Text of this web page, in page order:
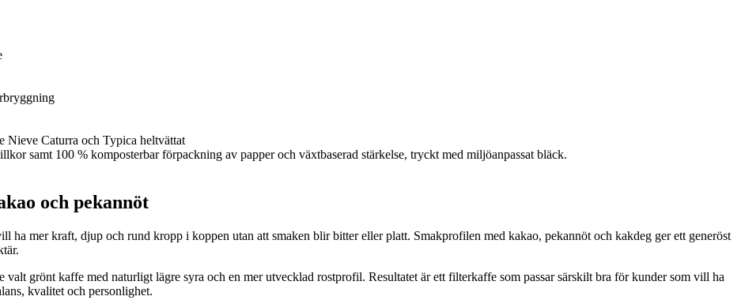
Nieve Caturra och Typica heltvättat
samt 100 % komposterbar förpackning av papper och växtbaserad stärkelse, tryckt med miljöanpassat bläck.
och pekannöt
mer kraft, djup och rund kropp i koppen utan att smaken blir bitter eller platt. Smakprofilen med kakao, pekannöt och kakdeg ger ett generöst
grönt kaffe med naturligt lägre syra och en mer utvecklad rostprofil. Resultatet är ett filterkaffe som passar särskilt bra för kunder som vill ha
kvalitet och personlighet.